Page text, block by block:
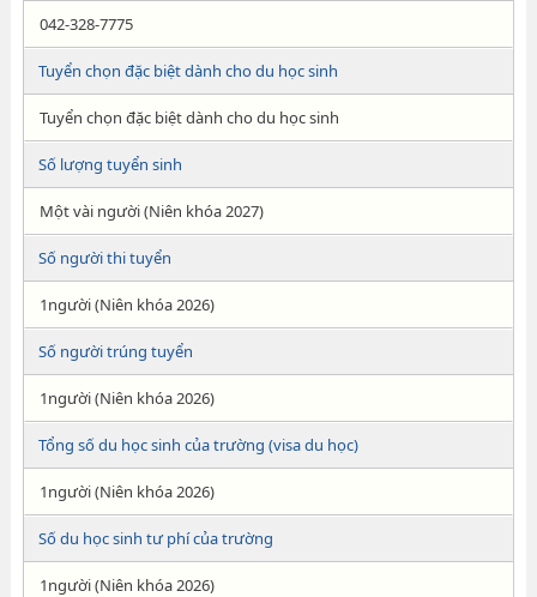
042-328-7775
Tuyển chọn đặc biệt dành cho du học sinh
Tuyển chọn đặc biệt dành cho du học sinh
Số lượng tuyển sinh
Một vài người (Niên khóa 2027)
Số người thi tuyển
1người (Niên khóa 2026)
Số người trúng tuyển
1người (Niên khóa 2026)
Tổng số du học sinh của trường (visa du học)
1người (Niên khóa 2026)
Số du học sinh tư phí của trường
1người (Niên khóa 2026)